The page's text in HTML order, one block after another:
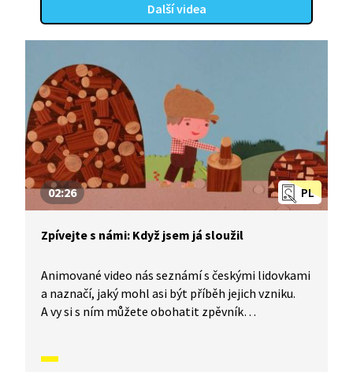
Další videa
PL
02:26
Zpívejte s námi: Když jsem já sloužil
Animované video nás seznámí s českými lidovkami
a naznačí, jaký mohl asi být příběh jejich vzniku.
A vy si s ním můžete obohatit zpěvník
naučíme písničku Když jsem já sloužil.